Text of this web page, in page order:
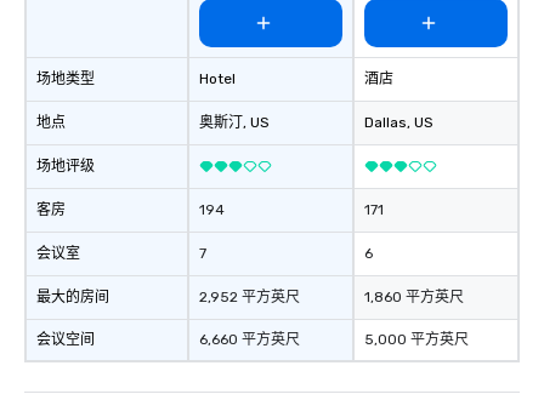
ultimate networking opportunities. At
a typical sit-down dinner, you’re lucky
to engage the person to the left and
place at multiple restaurants, with
walking in between, there are
countless opportunities to interact
with different people when you sit
traverse along the way. Our
experiences not only provide more
ways to network, but a more convivial
way to do so. Large Groups Welcome
Lip Smacking Foodie Tours is ideal for
场地类型
地点
场地评级
客房
会议室
最大的房间
会议空间
Hotel
奥斯汀, US
194
7
2,952 平方英尺
6,660 平方英尺
酒店
Dallas, US
171
6
1,860 平方英尺
5,000 平方英尺